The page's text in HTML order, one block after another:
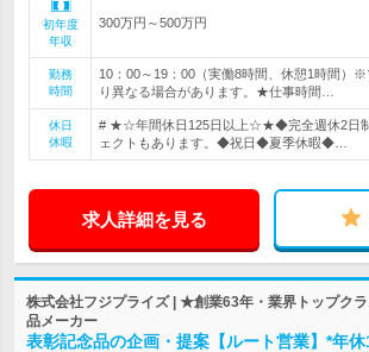
初年度
年収
300万円～500万円
勤務
時間
10：00～19：00（実働8時間、休憩1時間）※
り異なる場合があります。★仕事時間…
休日
休暇
# ★☆年間休日125日以上☆★◆完全週休2日制
ェクトもあります。◆祝日◆夏季休暇◆…
求人詳細を見る
株式会社フジプライズ | ★創業63年・業界トップク
品メーカー
表彰記念品の企画・提案【ルート営業】*年